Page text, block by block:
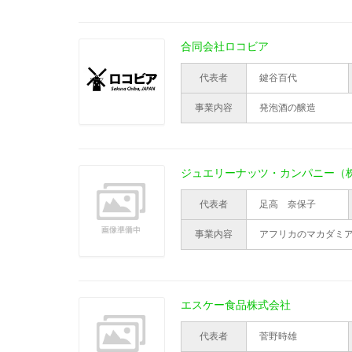
合同会社ロコビア
代表者 鍵谷百代
事業内容 発泡酒の醸造
ジュエリーナッツ・カンパニー（
代表者 足高 奈保子
事業内容 アフリカのマカダミ
エスケー食品株式会社
代表者 菅野時雄